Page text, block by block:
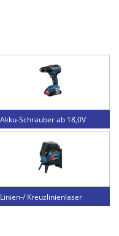
Akku-Schrauber ab 18,0V
Linien-/ Kreuzlinienlaser